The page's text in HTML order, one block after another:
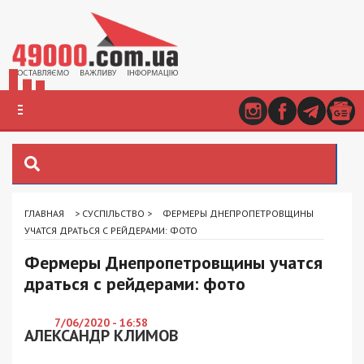
ГЛАВНАЯ > СУСПІЛЬСТВО >
ФЕРМЕРЫ ДНЕПРОПЕТРОВЩИНЫ
УЧАТСЯ ДРАТЬСЯ С РЕЙДЕРАМИ: ФОТО
Фермеры Днепропетровщины учатся
драться с рейдерами: фото
7/06/2020 - 16:58
АЛЕКСАНДР КЛИМОВ